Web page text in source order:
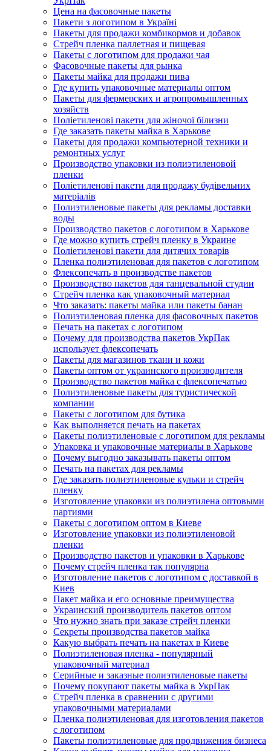
Цена на фасовочные пакеты
Пакети з логотипом в Україні
Пакеты для продажи комбикормов и добавок
Стрейч пленка паллетная и пищевая
Пакеты с логотипом для продажи чая
Фасовочные пакеты для рынка
Пакеты майка для продажи пива
Где купить упаковочные материалы оптом
Пакеты для фермерских и агропромышленных
хозяйств
Поліетиленові пакети для жіночої білизни
Где заказать пакеты майка в Харькове
Пакеты для продажи компьютерной техники и
ремонтных услуг
Производство упаковки из полиэтиленовой
пленки
Поліетиленові пакети для продажу будівельних
матеріалів
Полиэтиленовые пакеты для рекламы доставки
воды
Производство пакетов с логотипом в Харькове
Где можно купить стрейч пленку в Украине
Поліетиленові пакети для дитячих товарів
Пленка полиэтиленовая для пакетов с логотипом
Флексопечать в производстве пакетов
Производство пакетов для танцевальной студии
Стрейч пленка как упаковочный материал
Что заказать: пакеты майка или пакеты банан
Полиэтиленовая пленка для фасовочных пакетов
Печать на пакетах с логотипом
Почему для производства пакетов УкрПак
использует флексопечать
Пакеты для магазинов ткани и кожи
Пакеты оптом от украинского производителя
Производство пакетов майка с флексопечатью
Полиэтиленовые пакеты для туристической
компании
Пакеты с логотипом для бутика
Как выполняется печать на пакетах
Пакеты полиэтиленовые с логотипом для рекламы
Упаковка и упаковочные материалы в Харькове
Почему выгодно заказывать пакеты оптом
Печать на пакетах для рекламы
Где заказать полиэтиленовые кульки и стрейч
пленку
Изготовление упаковки из полиэтилена оптовыми
партиями
Пакеты с логотипом оптом в Киеве
Изготовление упаковки из полиэтиленовой
пленки
Производство пакетов и упаковки в Харькове
Почему стрейч пленка так популярна
Изготовление пакетов с логотипом с доставкой в
Киев
Пакет майка и его основные преимущества
Украинский производитель пакетов оптом
Что нужно знать при заказе стрейч пленки
Секреты производства пакетов майка
Какую выбрать печать на пакетах в Киеве
Полиэтиленовая пленка - популярный
упаковочный материал
Серийные и заказные полиэтиленовые пакеты
Почему покупают пакеты майка в УкрПак
Стрейч пленка в сравнении с другими
упаковочными материалами
Пленка полиэтиленовая для изготовления пакетов
с логотипом
Пакеты полиэтиленовые для продвижения бизнеса